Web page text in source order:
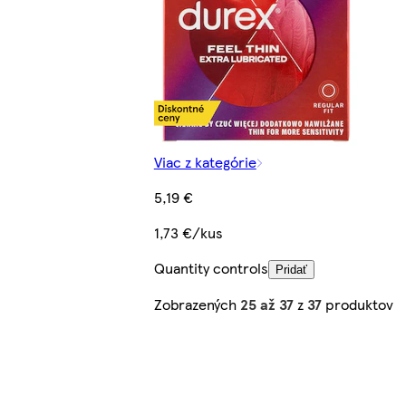
Viac z kategórie
5,19 €
1,73 €/kus
Quantity controls
Pridať
Zobrazených 25 až 37z37produktov